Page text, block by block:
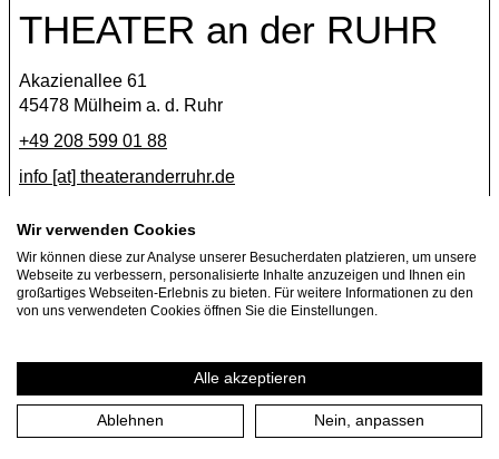
THEATER an der RUHR
Akazienallee 61
45478 Mülheim a. d. Ruhr
+49 208 599 01 88
info [​at​] theateranderruhr.de
Facebook
Instagram
Newsletter
Datenschutzerklärung Cookie-Einstellungen
Wir verwenden Cookies
Wir können diese zur Analyse unserer Besucherdaten platzieren, um unsere
Webseite zu verbessern, personalisierte Inhalte anzuzeigen und Ihnen ein
großartiges Webseiten-Erlebnis zu bieten. Für weitere Informationen zu den
von uns verwendeten Cookies öffnen Sie die Einstellungen.
Alle akzeptieren
Ablehnen Nein, anpassen